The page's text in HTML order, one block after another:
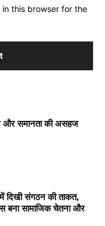
this browser for the
और समानता की असहज
दिखी संगठन की ताकत,
बना सामाजिक चेतना और